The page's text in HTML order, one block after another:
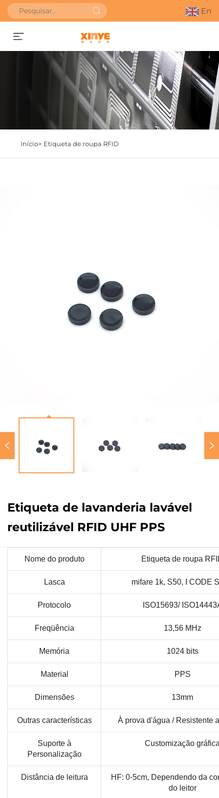
En
Obter orçamento
Início> Etiqueta de roupa RFID
Etiqueta de lavanderia lavável
reutilizável RFID UHF PPS
Nome do produto Etiqueta de roupa
Lasca mifare 1k, S50, I CODE
Protocolo ISO15693/
Freqüência 13,56 MHz
Memória 1024 bits
Material PPS
Dimensões 13mm
Outras características À prova d'água / Resistente
Suporte à
Personalização
Customização
Distância de leitura
HF: 0-5cm, Dependendo da
do leitor